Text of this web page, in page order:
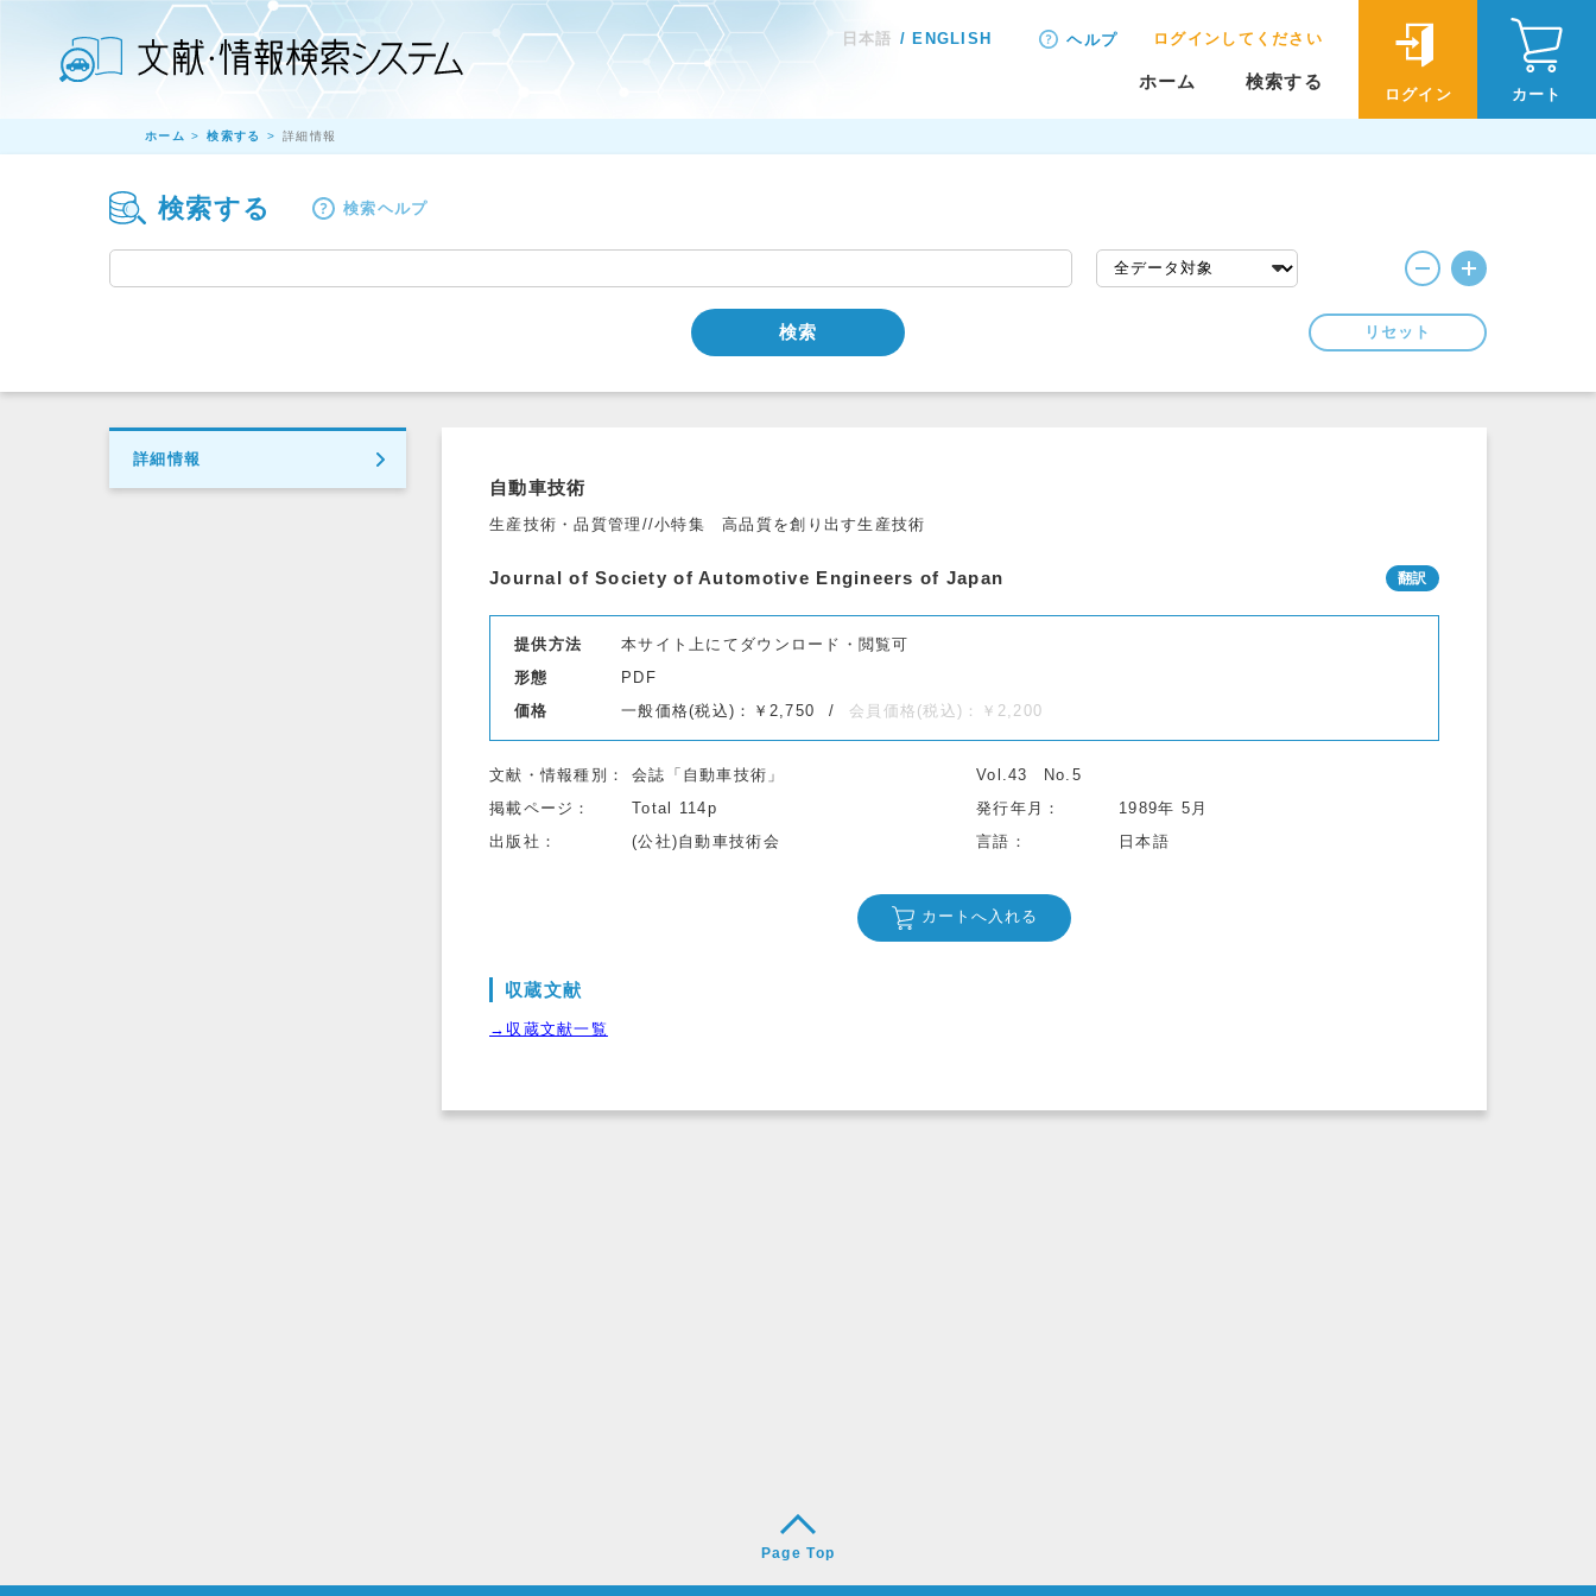
日本語 ENGLISH ヘルプ ログインしてください
ホーム 検索する
ログイン カート
ホーム 検索する 詳細情報
検索する 検索ヘルプ
検索 リセット
詳細情報
自動車技術
生産技術・品質管理//小特集 高品質を創り出す生産技術
Journal of Society of Automotive Engineers of Japan
提供方法
本サイト上にてダウンロード・閲覧可
形態
PDF
価格
一般価格(税込)：￥2,750 会員価格(税込)：￥2,200
文献・情報種別 会誌「自動車技術」 Vol.43
No.5
掲載ページ
Total 114p 発行年月
1989年 5月
出版社
(公社)自動車技術会 言語 日本語
カートへ入れる
収蔵文献
→収蔵文献一覧
Page Top